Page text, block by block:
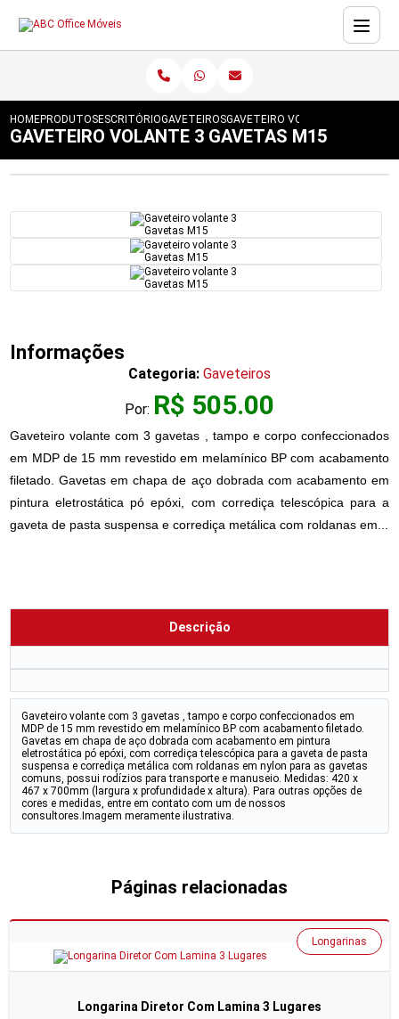
HOMEPRODUTOSESCRITÓRIOGAVETEIROSGAVETEIRO VOLANTE 3
GAVETEIRO VOLANTE 3 GAVETAS M15
Informações
Categoria: Gaveteiros
Por: R$ 505.00
Gaveteiro volante com 3 gavetas , tampo e corpo confeccionados
em MDP de 15 mm revestido em melamínico BP com acabamento
filetado. Gavetas em chapa de aço dobrada com acabamento em
pintura eletrostática pó epóxi, com corrediça telescópica para a
gaveta de pasta suspensa e corrediça metálica com roldanas em...
Descrição
Gaveteiro volante com 3 gavetas , tampo e corpo confeccionados em
MDP de 15 mm revestido em melamínico BP com acabamento filetado.
Gavetas em chapa de aço dobrada com acabamento em pintura
eletrostática pó epóxi, com corrediça telescópica para a gaveta de pasta
suspensa e corrediça metálica com roldanas em nylon para as gavetas
comuns, possui rodízios para transporte e manuseio. Medidas: 420 x
467 x 700mm (largura x profundidade x altura). Para outras opções de
cores e medidas, entre em contato com um de nossos
consultores.Imagem meramente ilustrativa.
Páginas relacionadas
Longarina Diretor Com Lamina 3 Lugares
Longarinas